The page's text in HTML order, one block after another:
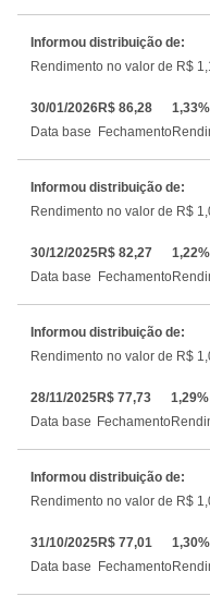
Informou distribuição de:
Rendimento no valor de R$
30/01/2026
Data base
R$ 86,28
Fechamento
1,33%
Informou distribuição de:
Rendimento no valor de R$
30/12/2025
Data base
R$ 82,27
Fechamento
1,22%
Informou distribuição de:
Rendimento no valor de R$
28/11/2025
Data base
R$ 77,73
Fechamento
1,29%
Informou distribuição de:
Rendimento no valor de R$
31/10/2025
Data base
R$ 77,01
Fechamento
1,30%